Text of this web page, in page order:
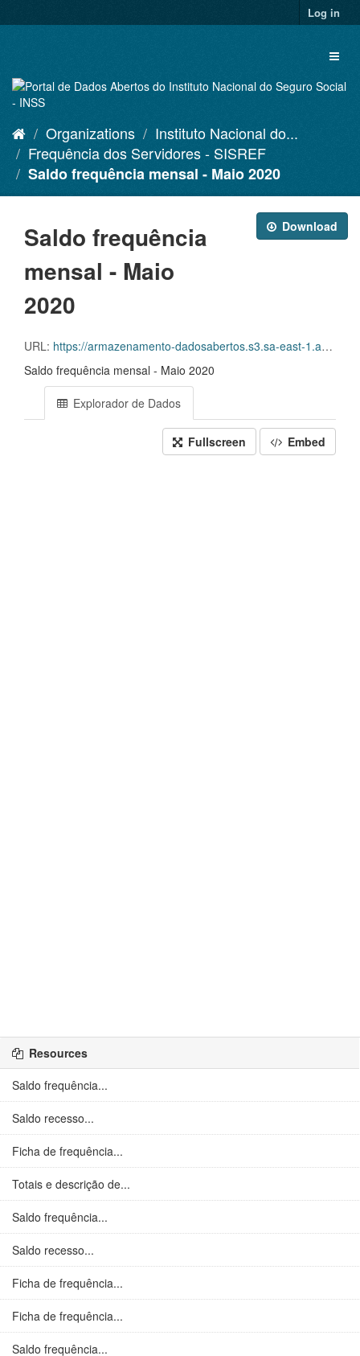
to
Log in
Organizations
Instituto Nacional do...
Frequência dos Servidores - SISREF
Saldo frequência mensal - Maio 2020
Download
Saldo frequência
mensal - Maio
2020
URL: https://armazenamento-dadosabertos.s3.sa-east-1.amazonaws.com/Plano+2016_2018_Grupos+de+dados/INSS+-+Frequ%C3%AAncia+dos+Servidores+-+SISREF/d-srf-fqs-001-acsinss-202005.csv
Saldo frequência mensal - Maio 2020
Explorador de Dados
Fullscreen Embed
Resources
Saldo frequência...
Saldo recesso...
Ficha de frequência...
Totais e descrição de...
Saldo frequência...
Saldo recesso...
Ficha de frequência...
Ficha de frequência...
Saldo frequência...